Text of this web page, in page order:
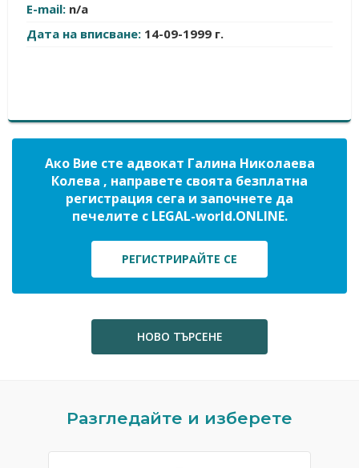
E-mail: n/a
Дата на вписване: 14-09-1999 г.
Ако Вие сте адвокат Галина Николаева
Колева , направете своята безплатна
регистрация сега и започнете да
печелите с LEGAL-world.ONLINE.
РЕГИСТРИРАЙТЕ СЕ
НОВО ТЪРСЕНЕ
Разгледайте и изберете